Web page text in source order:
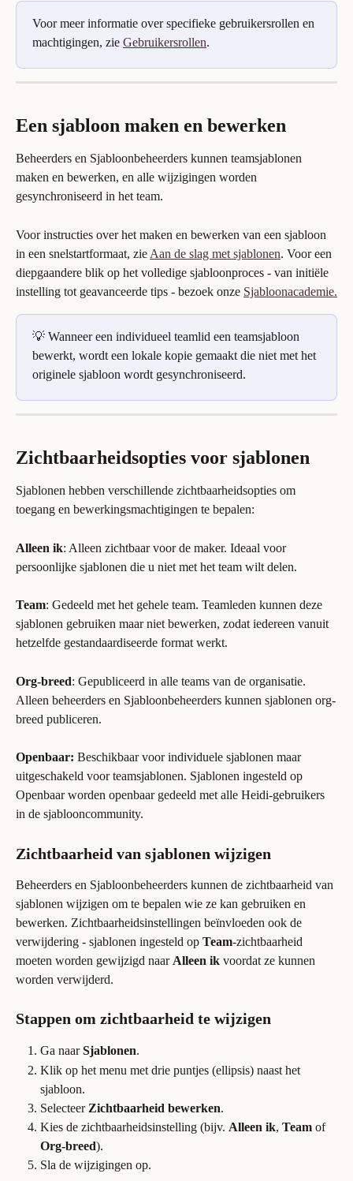
Voor meer informatie over specifieke gebruikersrollen en
machtigingen, zie Gebruikersrollen.
Een sjabloon maken en bewerken
Beheerders en Sjabloonbeheerders kunnen teamsjablonen
maken en bewerken, en alle wijzigingen worden
gesynchroniseerd in het team.
Voor instructies over het maken en bewerken van een sjabloon
in een snelstartformaat, zie Aan de slag met sjablonen. Voor een
diepgaandere blik op het volledige sjabloonproces - van initiële
instelling tot geavanceerde tips - bezoek onze Sjabloonacademie.
💡 Wanneer een individueel teamlid een teamsjabloon
bewerkt, wordt een lokale kopie gemaakt die niet met het
originele sjabloon wordt gesynchroniseerd.
Zichtbaarheidsopties voor sjablonen
Sjablonen hebben verschillende zichtbaarheidsopties om
toegang en bewerkingsmachtigingen te bepalen:
Alleen ik: Alleen zichtbaar voor de maker. Ideaal voor
persoonlijke sjablonen die u niet met het team wilt delen.
Team: Gedeeld met het gehele team. Teamleden kunnen deze
sjablonen gebruiken maar niet bewerken, zodat iedereen vanuit
hetzelfde gestandaardiseerde format werkt.
Org-breed: Gepubliceerd in alle teams van de organisatie.
Alleen beheerders en Sjabloonbeheerders kunnen sjablonen org-
breed publiceren.
Openbaar: Beschikbaar voor individuele sjablonen maar
uitgeschakeld voor teamsjablonen. Sjablonen ingesteld op
Openbaar worden openbaar gedeeld met alle Heidi-gebruikers
in de sjablooncommunity.
Zichtbaarheid van sjablonen wijzigen
Beheerders en Sjabloonbeheerders kunnen de zichtbaarheid van
sjablonen wijzigen om te bepalen wie ze kan gebruiken en
bewerken. Zichtbaarheidsinstellingen beïnvloeden ook de
verwijdering - sjablonen ingesteld op Team-zichtbaarheid
moeten worden gewijzigd naar Alleen ik voordat ze kunnen
worden verwijderd.
Stappen om zichtbaarheid te wijzigen
Ga naar Sjablonen.
Klik op het menu met drie puntjes (ellipsis) naast het
sjabloon.
Selecteer Zichtbaarheid bewerken.
Kies de zichtbaarheidsinstelling (bijv. Alleen ik, Team of
Org-breed).
Sla de wijzigingen op.